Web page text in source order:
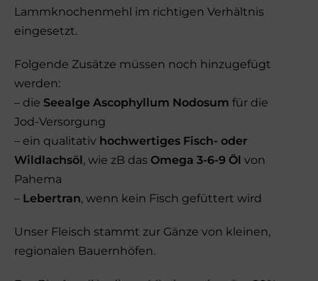
Lammknochenmehl im richtigen Verhältnis
eingesetzt.
Folgende Zusätze müssen noch hinzugefügt
werden:
– die Seealge Ascophyllum Nodosum für die
Jod-Versorgung
– ein qualitativ hochwertiges Fisch- oder
Wildlachsöl, wie zB das Omega 3-6-9 Öl von
Pahema
– Lebertran, wenn kein Fisch gefüttert wird
Unser Fleisch stammt zur Gänze von kleinen,
regionalen Bauernhöfen.